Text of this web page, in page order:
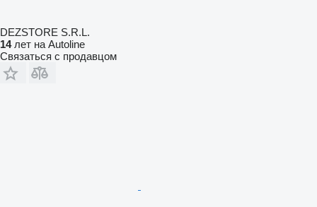
DEZSTORE S.R.L.
14лет на Autoline
Связаться с продавцом